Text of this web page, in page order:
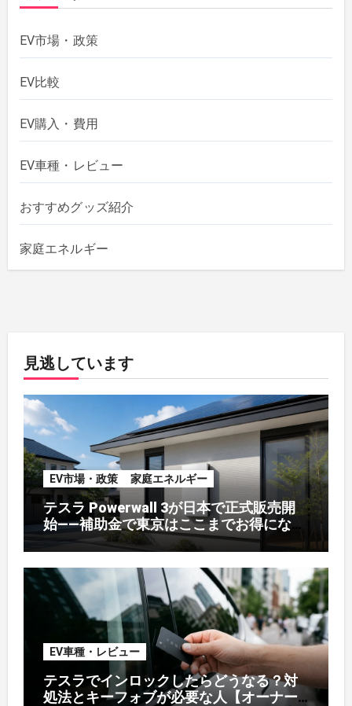
EV市場・政策
EV比較
EV購入・費用
EV車種・レビュー
おすすめグッズ紹介
家庭エネルギー
見逃しています
EV市場・政策 家庭エネルギー
テスラ Powerwall 3が日本で正式販売開
始——補助金で東京はここまでお得になる
【2026年8月最新】
EV車種・レビュー
テスラでインロックしたらどうなる？対
処法とキーフォブが必要な人【オーナー